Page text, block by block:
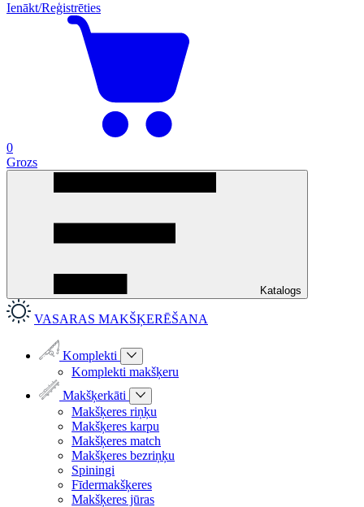
Ienākt/Reģistrēties
0
Grozs
Katalogs
VASARAS MAKŠĶERĒŠANA
Komplekti
Komplekti makšķeru
Makšķerkāti
Makšķeres riņķu
Makšķeres karpu
Makšķeres match
Makšķeres bezriņķu
Spiningi
Fīdermakšķeres
Makšķeres jūras